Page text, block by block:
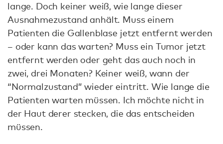
lange. Doch keiner weiß, wie lange dieser
Ausnahmezustand anhält. Muss einem
Patienten die Gallenblase jetzt entfernt werden
– oder kann das warten? Muss ein Tumor jetzt
entfernt werden oder geht das auch noch in
zwei, drei Monaten? Keiner weiß, wann der
“Normalzustand” wieder eintritt. Wie lange die
Patienten warten müssen. Ich möchte nicht in
der Haut derer stecken, die das entscheiden
müssen.